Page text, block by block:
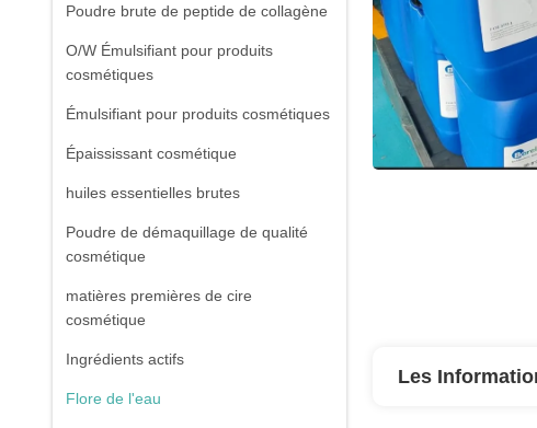
Poudre brute de peptide de collagène
O/W Émulsifiant pour produits
cosmétiques
Émulsifiant pour produits cosmétiques
Épaississant cosmétique
huiles essentielles brutes
Poudre de démaquillage de qualité
cosmétique
matières premières de cire
cosmétique
Ingrédients actifs
Flore de l'eau
Les